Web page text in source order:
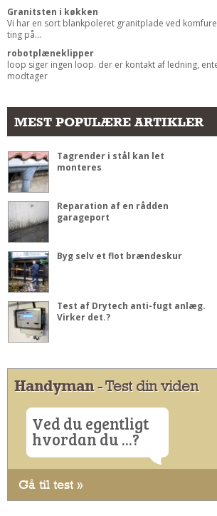
Granitsten i køkken
Vi har en sort blankpoleret granitplade ved
ting på...
robotplæneklipper
loop siger ingen loop. der er kontakt af ledning,
modtager
MEST POPULÆRE ARTIKLER
Tagrender i stål kan let
monteres
Reparation af en rådden
garageport
Byg selv et flot brændeskur
Test af Drytech anti-fugt anlæg.
Virker det.?
Handyman- Test din viden
Ved du egentligt
hvordan du ...?
Gå til test »